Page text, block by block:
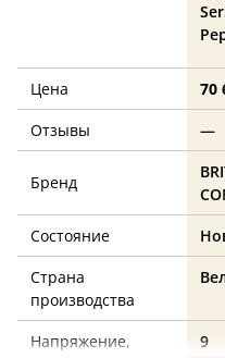
Цена 70
Отзывы
—
Бренд
Состояние
Страна
производства
Напряжение,
9